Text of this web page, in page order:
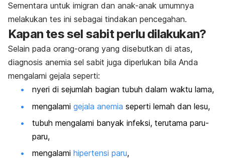
Sementara untuk imigran dan anak-anak umumnya
melakukan tes ini sebagai tindakan pencegahan.
Kapan tes sel sabit perlu dilakukan?
Selain pada orang-orang yang disebutkan di atas,
diagnosis anemia sel sabit juga diperlukan bila Anda
mengalami gejala seperti:
nyeri di sejumlah bagian tubuh dalam waktu lama,
mengalami gejala anemia seperti lemah dan lesu,
tubuh mengalami banyak infeksi, terutama paru-
paru,
mengalami hipertensi paru,